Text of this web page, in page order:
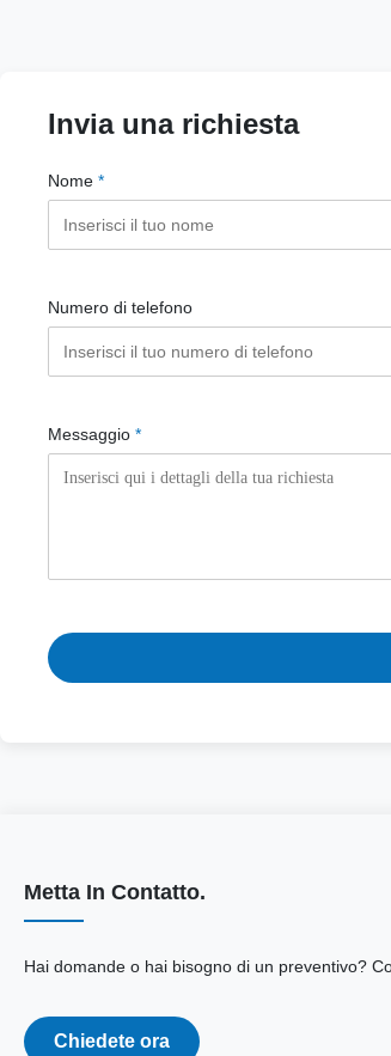
Invia una richiesta
Nome *
Numero di telefono
Messaggio *
Metta In Contatto.
Hai domande o hai bisogno di un preventivo?
Chiedete ora